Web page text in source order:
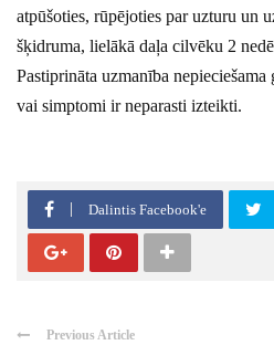
atpūšoties, rūpējoties par uzturu un
šķidruma, lielākā daļa cilvēku 2
Pastiprināta uzmanība
vai simptomi ir neparasti izteikti.
Dalintis Facebook'e
Previous Article